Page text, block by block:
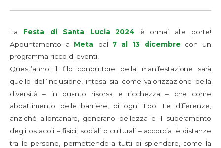
La Festa di Santa Lucia 2024 è ormai alle porte!
Appuntamento a Meta dal 7 al 13 dicembre con un
programma ricco di eventi!
Quest’anno il filo conduttore della manifestazione sarà
quello dell’inclusione, intesa sia come valorizzazione della
diversità – in quanto risorsa e ricchezza – che come
abbattimento delle barriere, di ogni tipo. Le differenze,
anziché allontanare, generano bellezza e il superamento
degli ostacoli – fisici, sociali o culturali – accorcia le distanze
tra le persone, permettendo a tutti di splendere, come la